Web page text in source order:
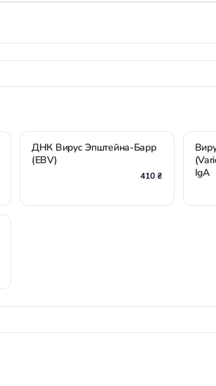
ДНК Вирус Эпштейна-Барр
(EBV)
410 ₴
IgA